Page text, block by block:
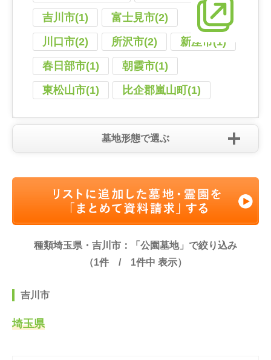
吉川市(1)
富士見市(2)
川口市(2)
所沢市(2)
新座市(1)
春日部市(1)
朝霞市(1)
東松山市(1)
比企郡嵐山町(1)
墓地形態で選ぶ
種類埼玉県・吉川市：「公園墓地」で絞り込み
（1件 / 1件中 表示）
吉川市
埼玉県